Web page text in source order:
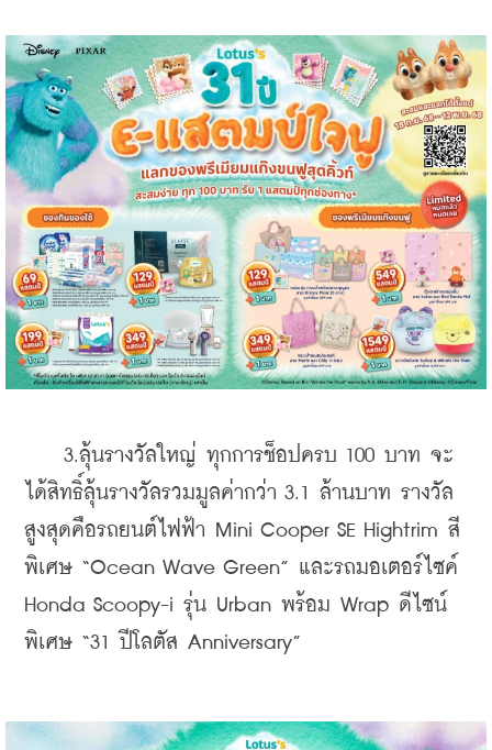
3.ลุ้นรางวัลใหญ่ ทุกการช็อปครบ 100 บาท จะ
ได้สิทธิ์ลุ้นรางวัลรวมมูลค่ากว่า 3.1 ล้านบาท รางวัล
สูงสุดคือรถยนต์ไฟฟ้า Mini Cooper SE Hightrim สี
พิเศษ “Ocean Wave Green” และรถมอเตอร์ไซค์
Honda Scoopy-i รุ่น Urban พร้อม Wrap ดีไซน์
พิเศษ “31 ปีโลตัส Anniversary”